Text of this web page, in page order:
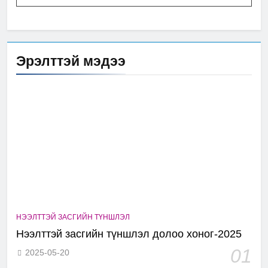
Эрэлттэй мэдээ
НЭЭЛТТЭЙ ЗАСГИЙН ТҮНШЛЭЛ
Нээлттэй засгийн түншлэл долоо хоног-2025
01
2025-05-20